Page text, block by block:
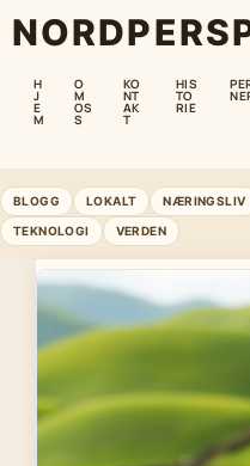
H
J
E
M
O
M
OS
S
KO
NT
AK
T
HIS
TO
RIE
BLOGG LOKALT NÆRINGSLIV
TEKNOLOGI VERDEN